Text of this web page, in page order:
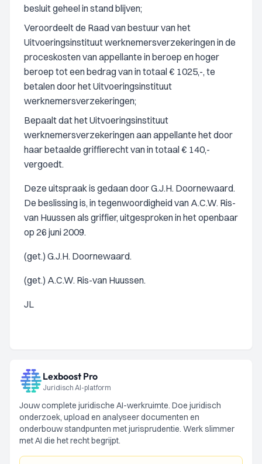
besluit geheel in stand blijven;
Veroordeelt de Raad van bestuur van het
Uitvoeringsinstituut werknemersverzekeringen in de
proceskosten van appellante in beroep en hoger
beroep tot een bedrag van in totaal € 1025,-, te
betalen door het Uitvoeringsinstituut
werknemersverzekeringen;
Bepaalt dat het Uitvoeringsinstituut
werknemersverzekeringen aan appellante het door
haar betaalde griffierecht van in totaal € 140,-
vergoedt.
Deze uitspraak is gedaan door G.J.H. Doornewaard.
De beslissing is, in tegenwoordigheid van A.C.W. Ris-
van Huussen als griffier, uitgesproken in het openbaar
op 26 juni 2009.
(get.) G.J.H. Doornewaard.
(get.) A.C.W. Ris-van Huussen.
JL
Lexboost Pro
Juridisch AI-platform
Jouw complete juridische AI-werkruimte. Doe juridisch
onderzoek, upload en analyseer documenten en
onderbouw standpunten met jurisprudentie. Werk slimmer
met AI die het recht begrijpt.